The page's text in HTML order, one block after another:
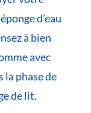
d’eau
à bien
avec
la phase de
de lit.